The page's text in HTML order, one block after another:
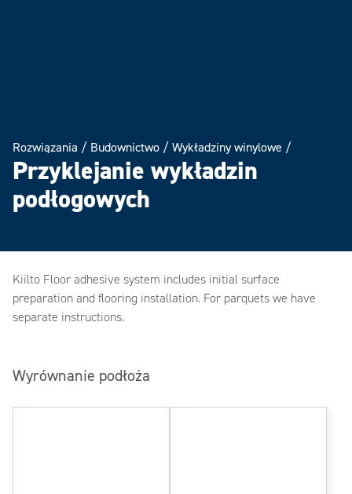
Rozwiązania / Budownictwo / Wykładziny winylowe /
Przyklejanie wykładzin
podłogowych
Kiilto Floor adhesive system includes initial surface
preparation and flooring installation. For parquets we have
separate instructions.
Wyrównanie podłoża